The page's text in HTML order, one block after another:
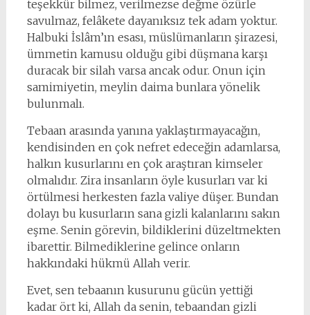
teşekkür bilmez, verilmezse değme özürle
savulmaz, felâkete dayanıksız tek adam yoktur.
Halbuki İslâm’ın esası, müslümanların şirazesi,
ümmetin kamusu olduğu gibi düşmana karşı
duracak bir silah varsa ancak odur. Onun için
samimiyetin, meylin daima bunlara yönelik
bulunmalı.
Tebaan arasında yanına yaklaştırmayacağın,
kendisinden en çok nefret edeceğin adamlarsa,
halkın kusurlarını en çok araştıran kimseler
olmalıdır. Zira insanların öyle kusurları var ki
örtülmesi herkesten fazla valiye düşer. Bundan
dolayı bu kusurların sana gizli kalanlarını sakın
eşme. Senin görevin, bildiklerini düzeltmekten
ibarettir. Bilmediklerine gelince onların
hakkındaki hükmü Allah verir.
Evet, sen tebaanın kusurunu gücün yettiği
kadar ört ki, Allah da senin, tebaandan gizli